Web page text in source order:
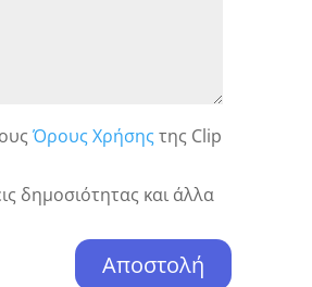
Όρους Χρήσηςτης Clip
δημοσιότητας και άλλα